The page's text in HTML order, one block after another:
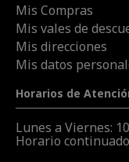
Mis Compras
Mis vales de
Mis direcciones
Mis datos
Horarios de
Lunes a Viernes:
Horario